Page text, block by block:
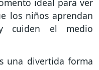
ideal para ver
los niños aprendan
y cuiden el medio
una divertida forma